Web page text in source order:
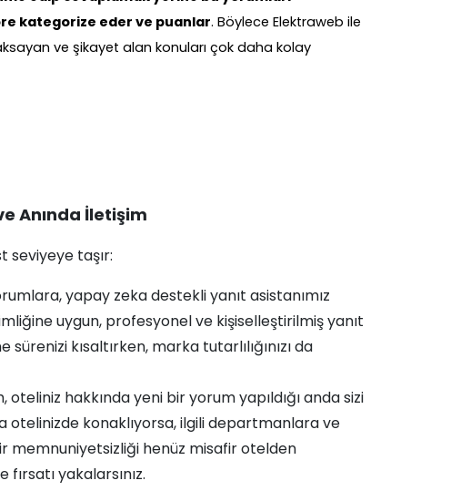
kategorize eder ve puanlar. Böylece Elektraweb ile
ve şikayet alan konuları çok daha kolay
Anında İletişim
seviyeye taşır:
yapay zeka destekli yanıt asistanımız
uygun, profesyonel ve kişiselleştirilmiş yanıt
kısaltırken, marka tutarlılığınızı da
oteliniz hakkında yeni bir yorum yapıldığı anda sizi
otelinizde konaklıyorsa, ilgili departmanlara ve
memnuniyetsizliği henüz misafir otelden
yakalarsınız.